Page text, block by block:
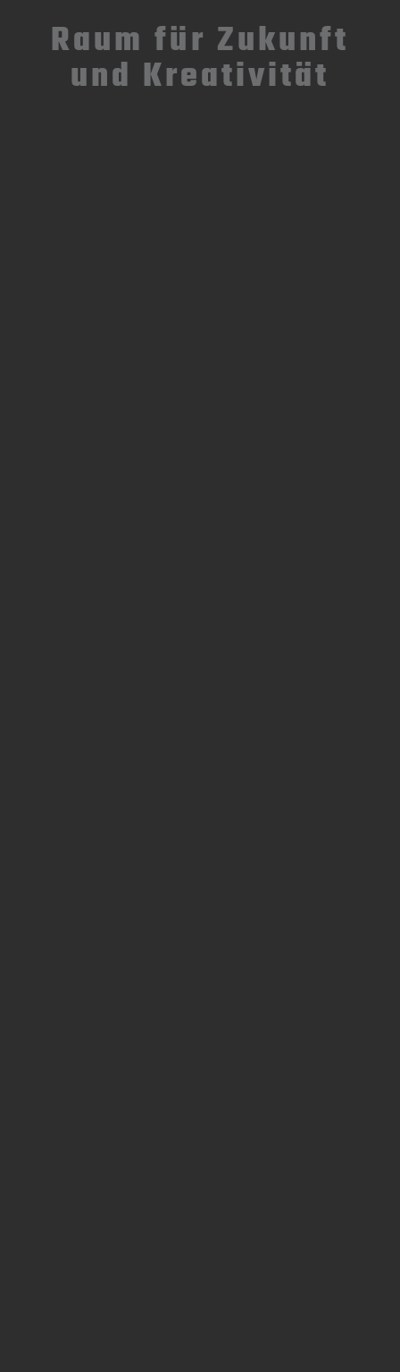
Raum für Zukunft
und Kreativität